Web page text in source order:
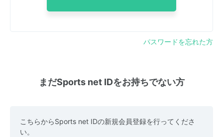
パスワードを忘れた方
まだSports net IDをお持ちでない方
こちらからSports net IDの新規会員登録を行ってくださ
い。